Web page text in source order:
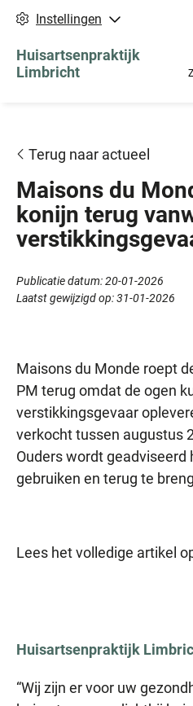
Instellingen
Huisartsenpraktijk
Limbricht
Maisons du
konijn terug
Terug naar actueel
Publicatie datum:20-01-2026
Laatst gewijzigd op:31-01-2026
Maisons du Monde roept
PM terug omdat de ogen
verstikkingsgevaar
verkocht tussen augustus
Ouders wordt geadviseerd
gebruiken en terug te
Lees het volledige artikel
Huisartsenpraktijk
“Wij zijn er voor uw